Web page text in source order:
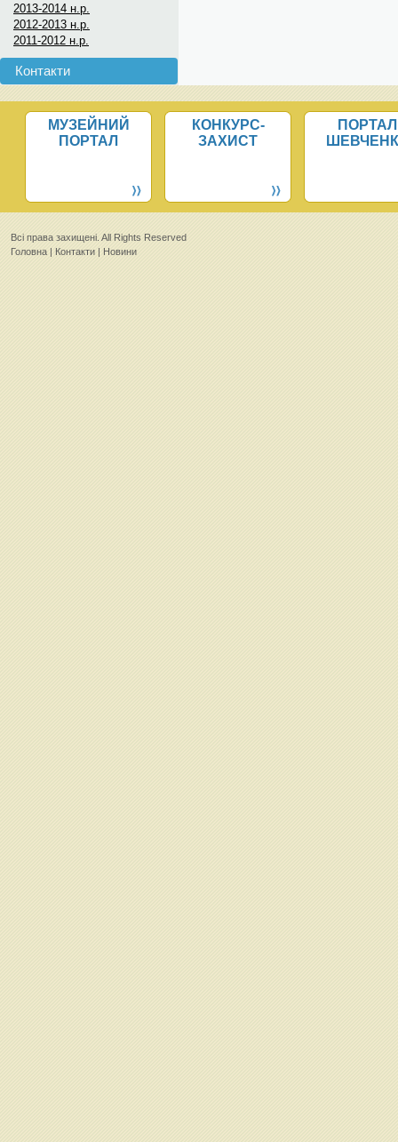
2013-2014 н.р.
2012-2013 н.р.
2011-2012 н.р.
Контакти
МУЗЕЙНИЙ
ПОРТАЛ
КОНКУРС-
ЗАХИСТ
ПОРТАЛ
Всi права захищенi. All Rights Reserved
Головна | Контакти | Новини